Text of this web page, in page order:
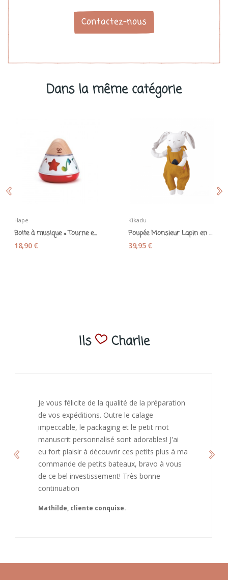
Contactez-nous
Dans la même catégorie
Hape
Boite à musique « Tourne en rond » - Hape
18,90 €
Kikadu
Poupée Monsieur Lapin en coton bio - Kikadu
39,95 €
Ils Charlie
J’ai adoré ouvrir ce paquet votre message est
bienveillant et fait plaisir. Je ne manquerai pas
de recommandé chez vous. Bonne
continuation et merci à vous.
Caroline